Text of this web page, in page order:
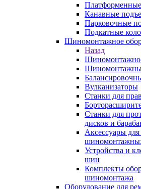
Канавные
Парковочные
Подкатные
Шиномонтажное
Назад
Вулканизаторы
Станки для
Станки для
дисков и
Аксессуары
Устройства и
шин
Комплекты
шиномонтажа
Оборудование для